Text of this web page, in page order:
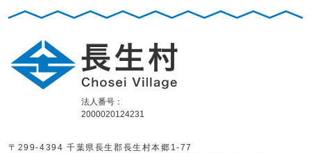
法人番号：
2000020124231
〒299-4394 千葉県長生郡長生村本郷1-77